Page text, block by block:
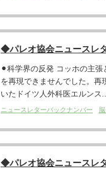
◆パレオ協会ニュースレ
⚫︎科学界の反発 コッホの主
を再現できませんでした。再
いたドイツ人外科医エルンス...
ニュースレターバックナンバー
◆パレオ協会ニュースレ